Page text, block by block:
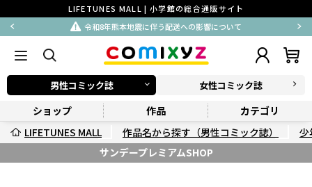
LIFETUNES MALL | 小学館の総合通販サイト
令和8年熊本地震に伴う配送への影響について
男性コミック誌 女性コミック誌
ショップ 作品
カテゴリ
LIFETUNES MALL
作品名から探す（男性コミック誌）
少
サンデープレミアムSHOP